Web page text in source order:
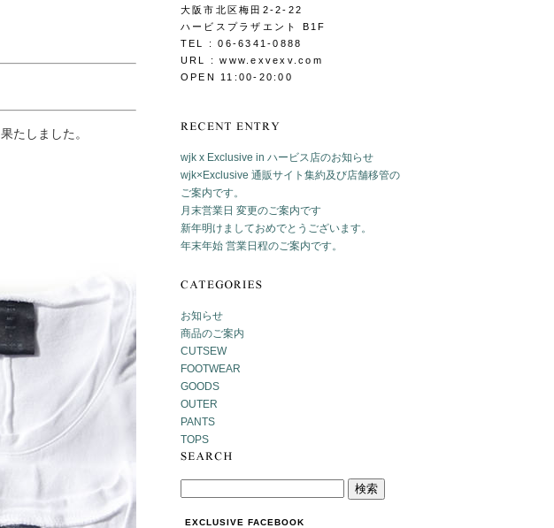
たしました。
大阪市北区梅田2-2-22
ハービスプラザエント B1F
TEL : 06-6341-0888
URL : www.exvexv.com
OPEN 11:00-20:00
wjk x Exclusive in ハービス店のお知らせ
wjk×Exclusive 通販サイト集約及び店舗移管の
ご案内です。
月末営業日 変更のご案内です
新年明けましておめでとうございます。
年末年始 営業日程のご案内です。
お知らせ
商品のご案内
CUTSEW
FOOTWEAR
GOODS
OUTER
PANTS
TOPS
EXCLUSIVE FACEBOOK